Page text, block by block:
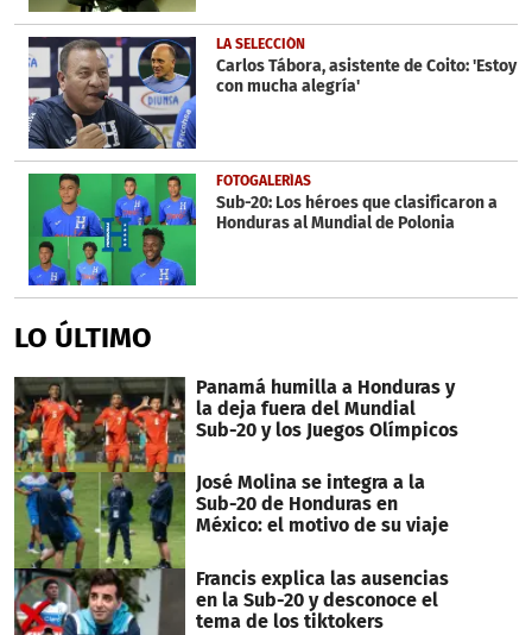
LA SELECCIÓN
Carlos Tábora, asistente de Coito: 'Estoy
con mucha alegría'
FOTOGALERÍAS
Sub-20: Los héroes que clasificaron a
Honduras al Mundial de Polonia
LO ÚLTIMO
Panamá humilla a Honduras y
la deja fuera del Mundial
Sub-20 y los Juegos Olímpicos
José Molina se integra a la
Sub-20 de Honduras en
México: el motivo de su viaje
Francis explica las ausencias
en la Sub-20 y desconoce el
tema de los tiktokers